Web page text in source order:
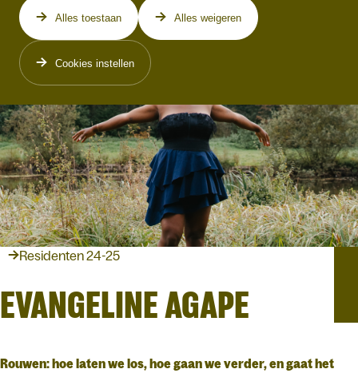
Alles toestaan Alles weigeren
Cookies instellen
Residenten 24-25
EVANGELINE AGAPE
Rouwen: hoe laten we los, hoe gaan we verder, en gaat het